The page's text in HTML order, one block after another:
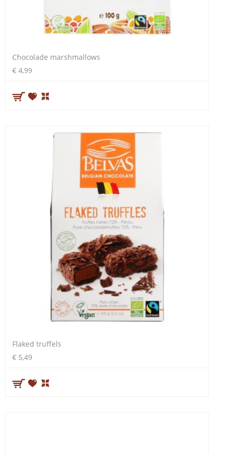
Chocolade marshmallows
€ 4,99
Flaked truffels
€ 5,49